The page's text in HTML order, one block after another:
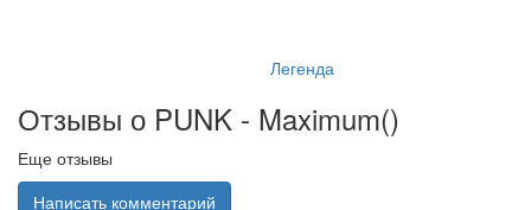
Легенда
Отзывы о PUNK - Maximum()
Еще отзывы
Написать комментарий